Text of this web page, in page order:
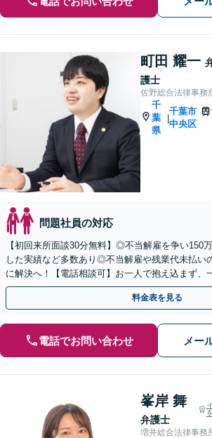
町田 耀一
護士
佐野総合法律事務
千
葉
県
|
千葉市
中央区
問題社員の対応
【初回来所面談30分無料】◎不当解雇を争い150
した実績など多数あり◎不当解雇や残業代未払い
に解決へ！【電話相談可】お一人で抱え込まず、
ましょう【本千葉駅10分・県庁前駅4分】
料金表を見る
電話でお問い合わせ メー
峯岸 舞
弁護士
増井総合法律事務